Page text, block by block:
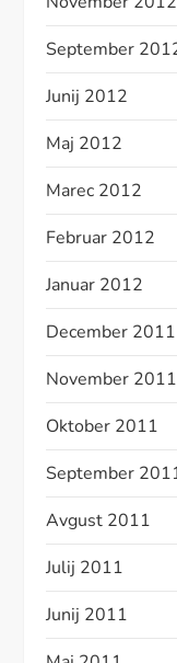
September
Junij 2012
Maj 2012
Marec 2012
Februar 2012
Januar 2012
December 2011
November 2011
Oktober 2011
September
Avgust 2011
Julij 2011
Junij 2011